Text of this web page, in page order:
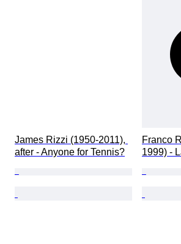
James Rizzi (1950-2011),
after - Anyone for Tennis?
Franco
1999) -